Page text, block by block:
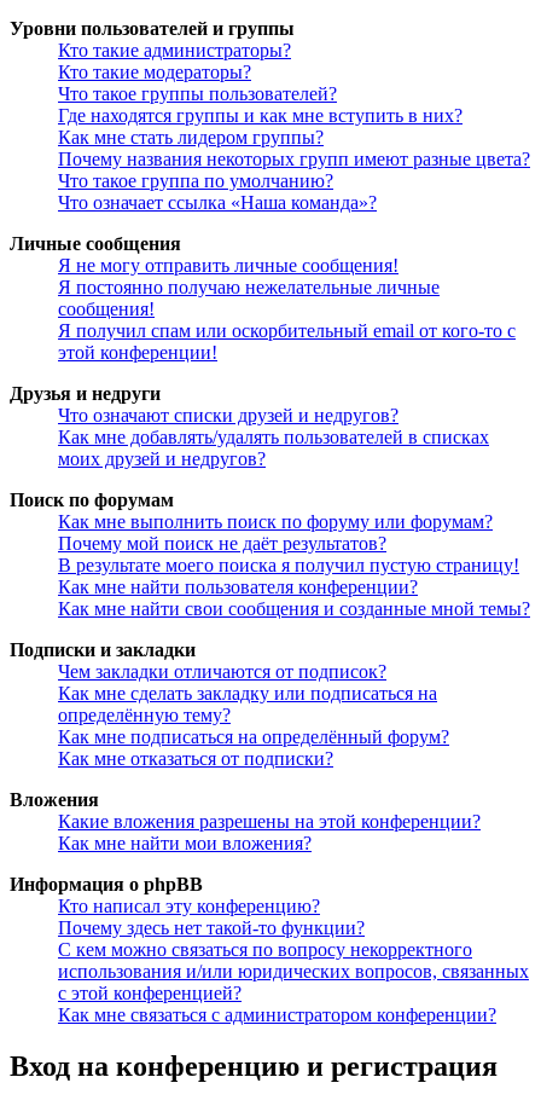
Уровни пользователей и группы
Кто такие администраторы?
Кто такие модераторы?
Что такое группы пользователей?
Где находятся группы и как мне вступить в них?
Как мне стать лидером группы?
Почему названия некоторых групп имеют разные цвета?
Что такое группа по умолчанию?
Что означает ссылка «Наша команда»?
Личные сообщения
Я не могу отправить личные сообщения!
Я постоянно получаю нежелательные личные
сообщения!
Я получил спам или оскорбительный email от кого-то с
этой конференции!
Друзья и недруги
Что означают списки друзей и недругов?
Как мне добавлять/удалять пользователей в списках
моих друзей и недругов?
Поиск по форумам
Как мне выполнить поиск по форуму или форумам?
Почему мой поиск не даёт результатов?
В результате моего поиска я получил пустую страницу!
Как мне найти пользователя конференции?
Как мне найти свои сообщения и созданные мной темы?
Подписки и закладки
Чем закладки отличаются от подписок?
Как мне сделать закладку или подписаться на
определённую тему?
Как мне подписаться на определённый форум?
Как мне отказаться от подписки?
Вложения
Какие вложения разрешены на этой конференции?
Как мне найти мои вложения?
Информация о phpBB
Кто написал эту конференцию?
Почему здесь нет такой-то функции?
С кем можно связаться по вопросу некорректного
использования и/или юридических вопросов, связанных
с этой конференцией?
Как мне связаться с администратором конференции?
Вход на конференцию и регистрация